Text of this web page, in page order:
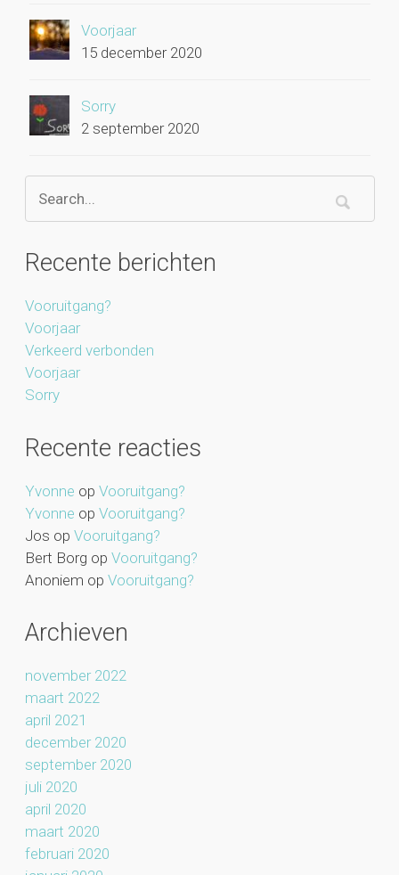
Voorjaar
15 december 2020
Sorry
2 september 2020
Recente berichten
Vooruitgang?
Voorjaar
Verkeerd verbonden
Voorjaar
Sorry
Recente reacties
Yvonne op Vooruitgang?
Yvonne op Vooruitgang?
Jos op Vooruitgang?
Bert Borg op Vooruitgang?
Anoniem op Vooruitgang?
Archieven
november 2022
maart 2022
april 2021
december 2020
september 2020
juli 2020
april 2020
maart 2020
februari 2020